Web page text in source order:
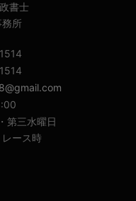
書士
務所
第三水曜日
ス時